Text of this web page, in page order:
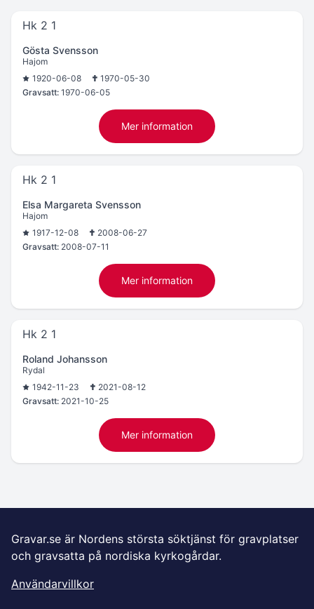
Hk 2 1
Gösta Svensson
Hajom
1920-06-08
1970-05-30
Gravsatt: 1970-06-05
Mer information
Hk 2 1
Elsa Margareta Svensson
Hajom
1917-12-08
2008-06-27
Gravsatt: 2008-07-11
Mer information
Hk 2 1
Roland Johansson
Rydal
1942-11-23
2021-08-12
Gravsatt: 2021-10-25
Mer information
Gravar.se är Nordens största söktjänst för gravplatser
och gravsatta på nordiska kyrkogårdar.
Användarvillkor